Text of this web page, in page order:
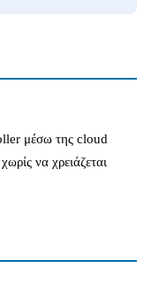
μέσω της cloud
να χρειάζεται